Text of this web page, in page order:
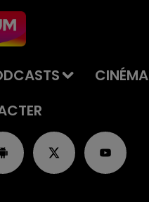
CINÉMA